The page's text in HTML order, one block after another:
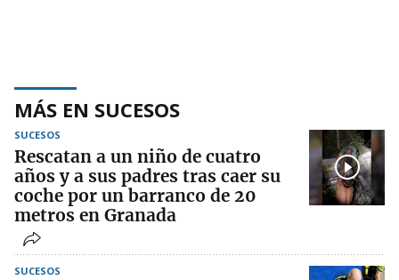
MÁS EN SUCESOS
SUCESOS
Rescatan a un niño de cuatro
años y a sus padres tras caer su
coche por un barranco de 20
metros en Granada
SUCESOS